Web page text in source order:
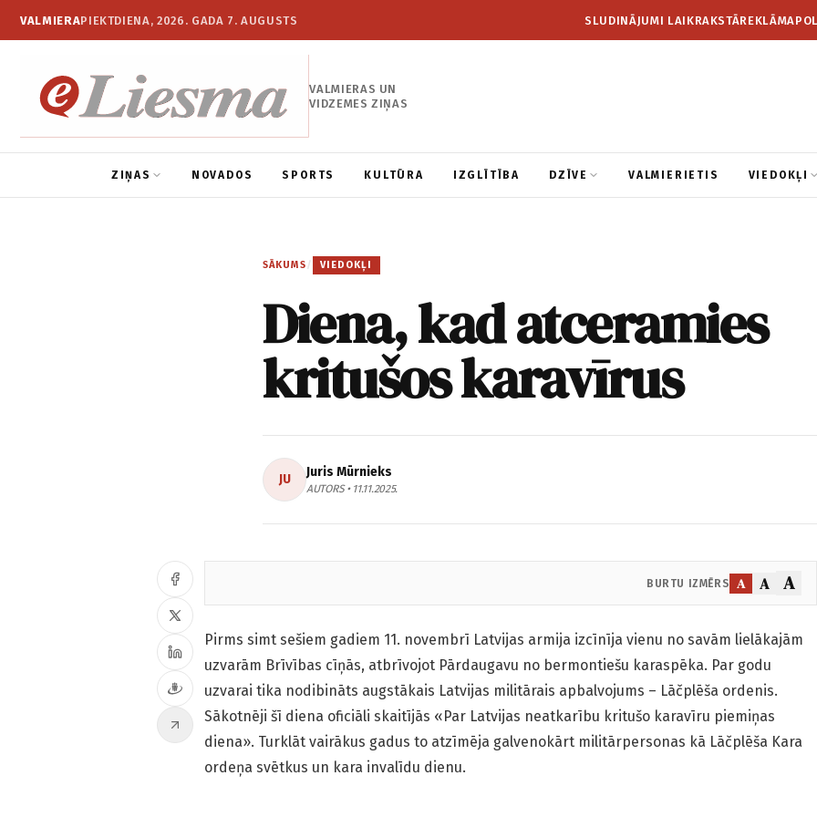
VALMIERAPIEKTDIENA, 2026. GADA 7. AUGUSTS SLUDINĀJUMI LAIKRAKSTĀREKLĀMA
VALMIERAS UN
VIDZEMES ZIŅAS
ZIŅAS NOVADOS SPORTS KULTŪRA IZGLĪTĪBA DZĪVE VALMIERIETIS VIEDOKĻI
SĀKUMS / VIEDOKĻI
Diena, kad atceramies
kritušos karavīrus
JU Juris Mūrnieks
AUTORS • 11.11.2025.
BURTU IZMĒRS A A A
Pirms simt sešiem gadiem 11. novembrī Latvijas armija izcīnīja vienu no savām lielākajām
uzvarām Brīvības cīņās, atbrīvojot Pārdaugavu no bermontiešu karaspēka. Par godu
uzvarai tika nodibināts augstākais Latvijas militārais apbalvojums – Lāčplēša ordenis.
Sākotnēji šī diena oficiāli skaitījās «Par Latvijas neatkarību kritušo karavīru piemiņas
diena». Turklāt vairākus gadus to atzīmēja galvenokārt militārpersonas kā Lāčplēša Kara
ordeņa svētkus un kara invalīdu dienu.